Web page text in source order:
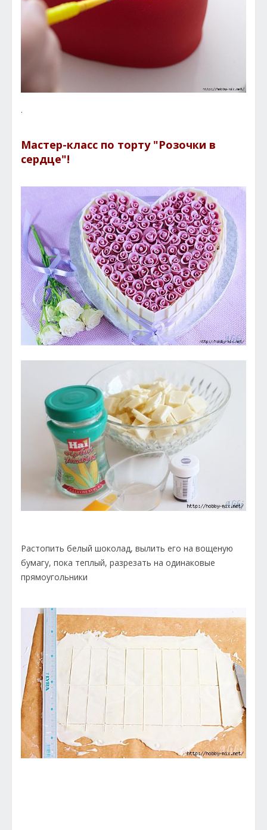
.
Мастер-класс по торту "Розочки в
сердце"!
Растопить белый шоколад, вылить его на вощеную
бумагу, пока теплый, разрезать на одинаковые
прямоугольники